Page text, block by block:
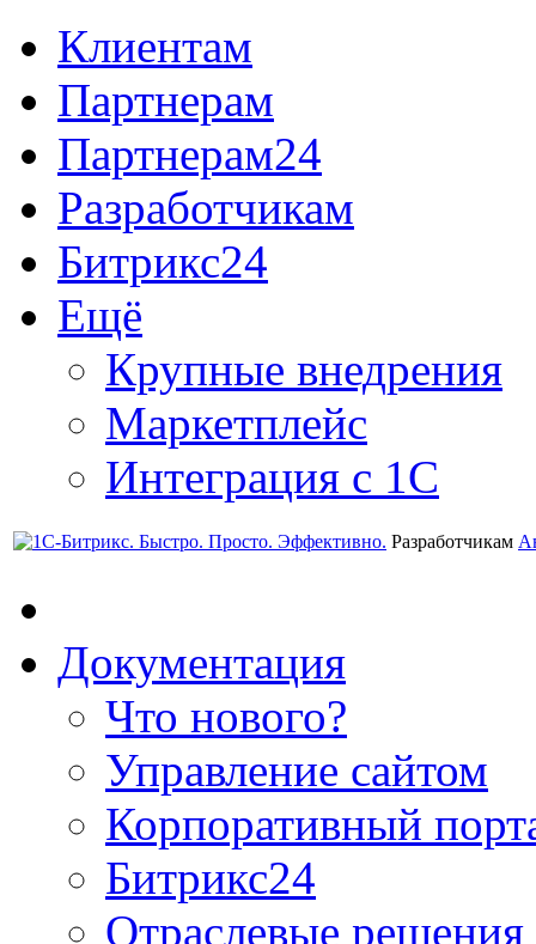
Клиентам
Партнерам
Партнерам24
Разработчикам
Битрикс24
Ещё
Крупные внедрения
Маркетплейс
Интеграция с 1С
Разработчикам
Документация
Что нового?
Управление сайтом
Корпоративный
Битрикс24
Отраслевые решения